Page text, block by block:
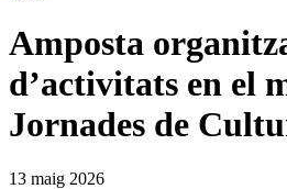
Amposta
d’activitats en el
Jornades de
13 maig 2026